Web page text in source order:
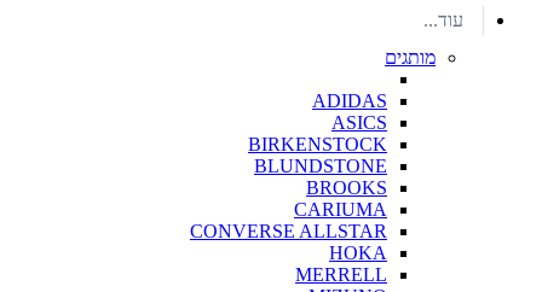
עוד...
מותגים
ADIDAS
ASICS
BIRKENSTOCK
BLUNDSTONE
BROOKS
CARIUMA
CONVERSE ALLSTAR
HOKA
MERRELL